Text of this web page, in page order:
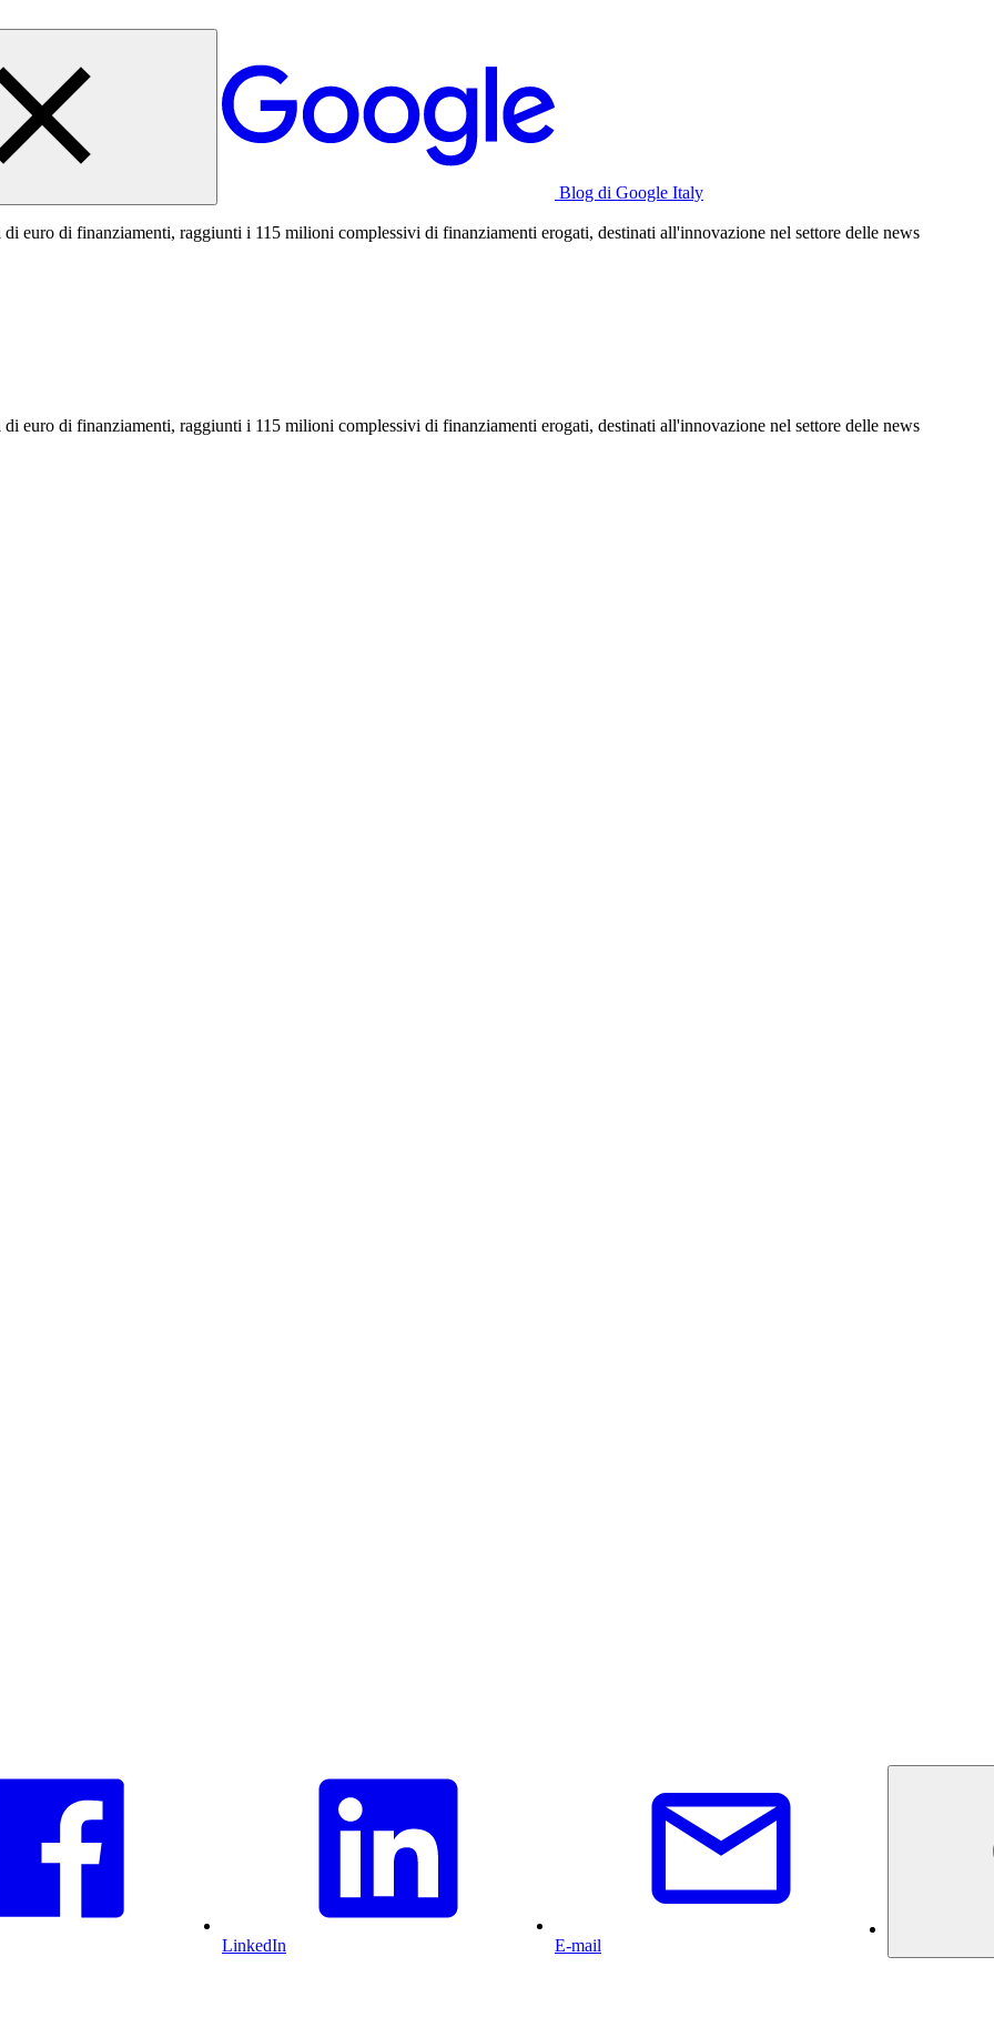
Blog di Google Italy
euro di finanziamenti, raggiunti i 115 milioni complessivi di finanziamenti erogati, destinati all'innovazione nel settore delle news
euro di finanziamenti, raggiunti i 115 milioni complessivi di finanziamenti erogati, destinati all'innovazione nel settore delle news
LinkedIn E-mail